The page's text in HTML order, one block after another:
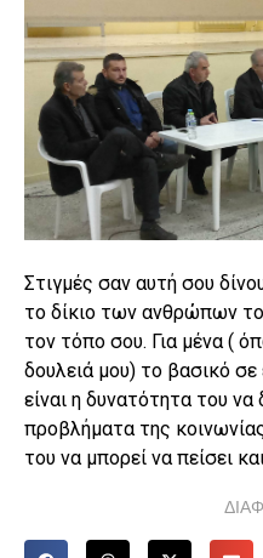
Στιγμές σαν αυτή σου
το δίκιο των ανθρώπων
τον τόπο σου. Για μένα (
δουλειά μου) το βασικό
είναι η δυνατότητα του
προβλήματα της
του να μπορεί να πείσει